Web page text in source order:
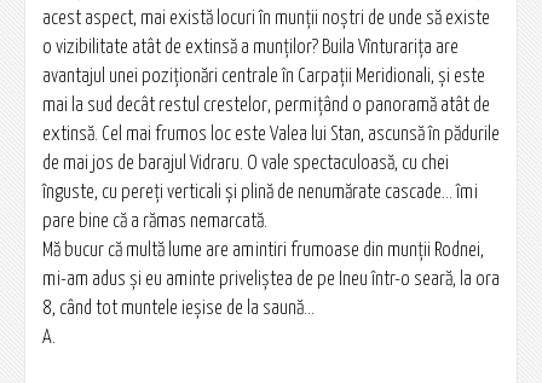
acest aspect, mai există locuri în munţii noştri de unde să existe
o vizibilitate atât de extinsă a munţilor? Buila Vînturarița are
avantajul unei poziţionări centrale în Carpaţii Meridionali, şi este
mai la sud decât restul crestelor, permiţând o panoramă atât de
extinsă. Cel mai frumos loc este Valea lui Stan, ascunsă în pădurile
de mai jos de barajul Vidraru. O vale spectaculoasă, cu chei
înguste, cu pereţi verticali şi plină de nenumărate cascade... îmi
pare bine că a rămas nemarcată.
Mă bucur că multă lume are amintiri frumoase din munţii Rodnei,
mi-am adus şi eu aminte priveliştea de pe Ineu într-o seară, la ora
8, când tot muntele ieşise de la saună...
A.